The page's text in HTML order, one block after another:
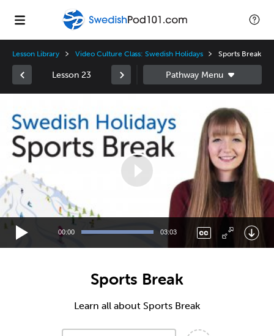
Lesson Library Video Culture Class: Swedish Holidays Sports Break
Lesson 23
00:00 03:03
Sports Break
Learn all about Sports Break